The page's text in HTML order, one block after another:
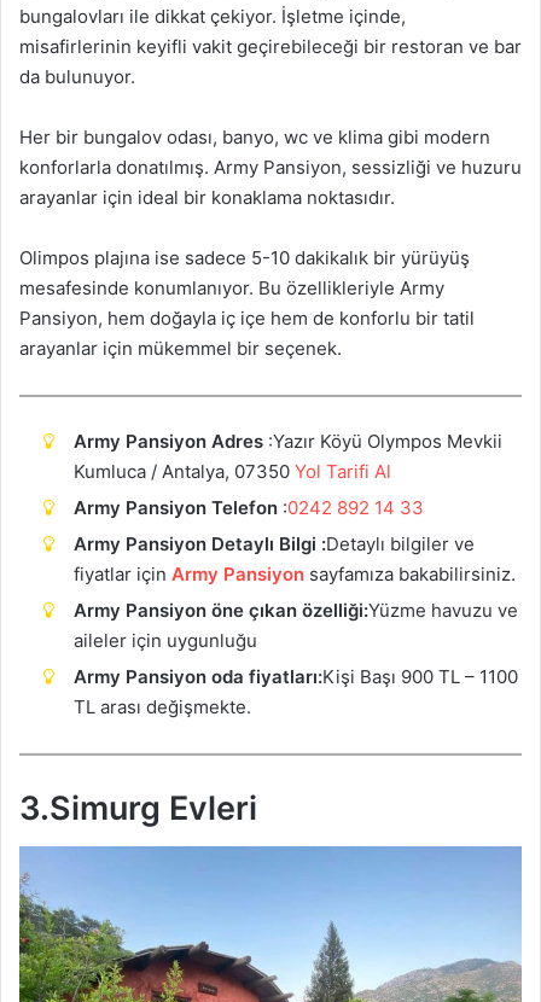
bungalovları ile dikkat çekiyor. İşletme içinde,
misafirlerinin keyifli vakit geçirebileceği bir restoran ve bar
da bulunuyor.
Her bir bungalov odası, banyo, wc ve klima gibi modern
konforlarla donatılmış. Army Pansiyon, sessizliği ve huzuru
arayanlar için ideal bir konaklama noktasıdır.
Olimpos plajına ise sadece 5-10 dakikalık bir yürüyüş
mesafesinde konumlanıyor. Bu özellikleriyle Army
Pansiyon, hem doğayla iç içe hem de konforlu bir tatil
arayanlar için mükemmel bir seçenek.
Army Pansiyon Adres :Yazır Köyü Olympos Mevkii
Kumluca / Antalya, 07350 Yol Tarifi Al
Army Pansiyon Telefon :0242 892 14 33
Army Pansiyon Detaylı Bilgi :Detaylı bilgiler ve
fiyatlar için Army Pansiyon sayfamıza bakabilirsiniz.
Army Pansiyon öne çıkan özelliği:Yüzme havuzu ve
aileler için uygunluğu
Army Pansiyon oda fiyatları:Kişi Başı 900 TL – 1100
TL arası değişmekte.
3.Simurg Evleri